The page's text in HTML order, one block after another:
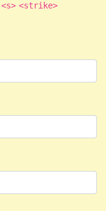
<s> <strike>